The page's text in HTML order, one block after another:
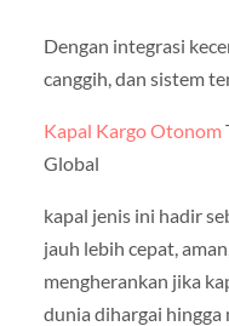
Dengan integrasi
canggih, dan sistem
Kapal Kargo Otonom
Global
kapal jenis ini hadir
jauh lebih cepat,
mengherankan jika
dunia dihargai hingga